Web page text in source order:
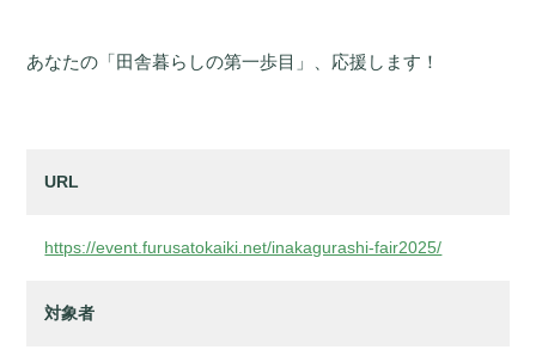
あなたの「田舎暮らしの第一歩目」、応援します！
URL
https://event.furusatokaiki.net/inakagurashi-fair2025/
対象者